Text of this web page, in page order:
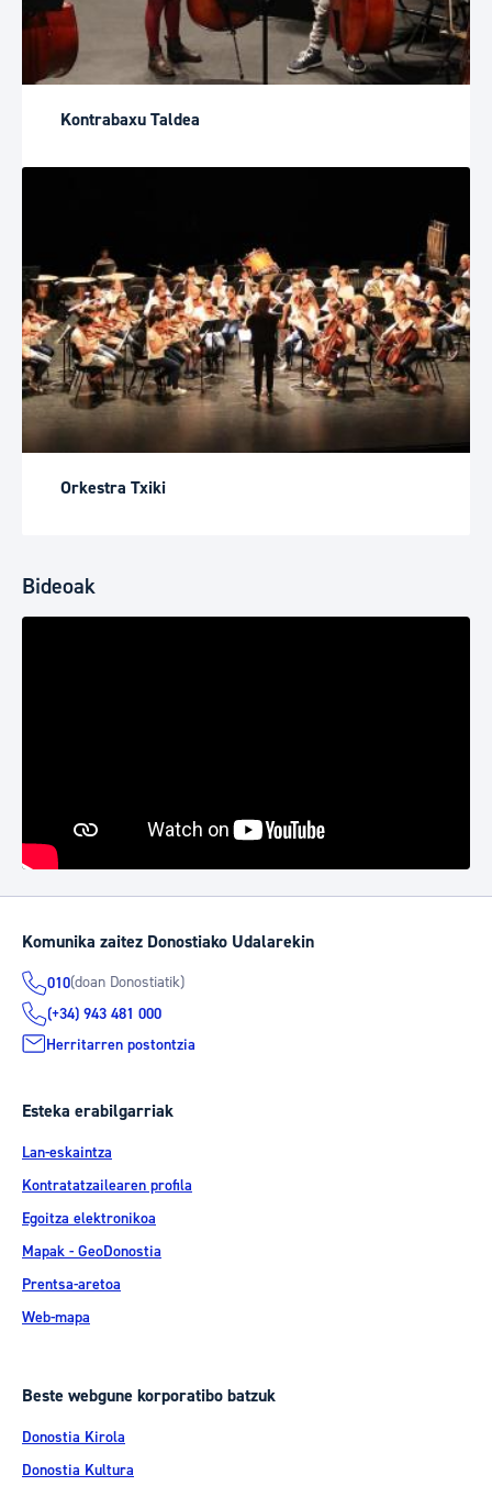
Kontrabaxu Taldea
Orkestra Txiki
Bideoak
Komunika zaitez Donostiako Udalarekin
010(doan Donostiatik)
(+34) 943 481 000
Herritarren postontzia
Esteka erabilgarriak
Lan-eskaintza
Kontratatzailearen profila
Egoitza elektronikoa
Mapak - GeoDonostia
Prentsa-aretoa
Web-mapa
Beste webgune korporatibo batzuk
Donostia Kirola
Donostia Kultura